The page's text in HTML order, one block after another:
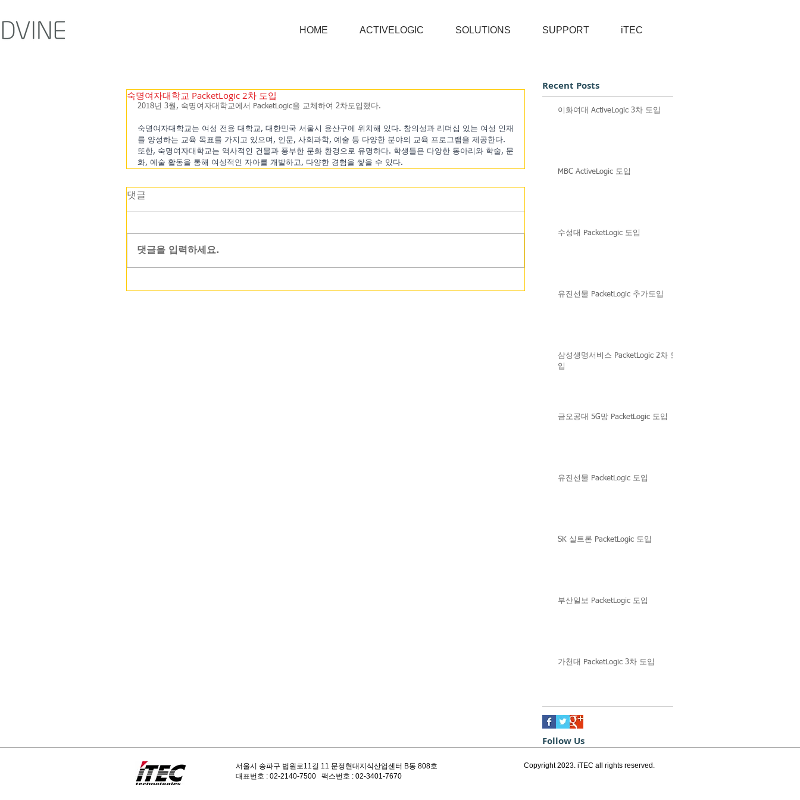
HOME ACTIVELOGIC SOLUTIONS SUPPORT iTEC
숙명여자대학교 PacketLogic 2차 도입
2018년 3월, 숙명여자대학교에서 PacketLogic을 교체하여 2차도입했다.
숙명여자대학교는 여성 전용 대학교, 대한민국 서울시 용산구에 위치해 있다. 창의성과 리더십 있는 여성 인재
를 양성하는 교육 목표를 가지고 있으며, 인문, 사회과학, 예술 등 다양한 분야의 교육 프로그램을 제공한다.
또한, 숙명여자대학교는 역사적인 건물과 풍부한 문화 환경으로 유명하다. 학생들은 다양한 동아리와 학술, 문
화, 예술 활동을 통해 여성적인 자아를 개발하고, 다양한 경험을 쌓을 수 있다.
댓글
댓글을 입력하세요.
Recent Posts
이화여대 ActiveLogic 3차 도입
MBC ActiveLogic 도입
수성대 PacketLogic 도입
유진선물 PacketLogic 추가도입
삼성생명서비스 PacketLogic 2차 도
입
금오공대 5G망 PacketLogic 도입
유진선물 PacketLogic 도입
SK 실트론 PacketLogic 도입
부산일보 PacketLogic 도입
가천대 PacketLogic 3차 도입
Follow Us
서울시 송파구 법원로11길 11 문정현대지식산업센터 B동 808호
​대표번호 : 02-2140-7500 팩스번호 : 02-3401-7670
Copyright 2023. iTEC all rights reserved.